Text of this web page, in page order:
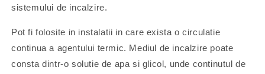
sistemului de incalzire.
Pot fi folosite in instalatii in care exista o circulatie
continua a agentului termic. Mediul de incalzire poate
consta dintr-o solutie de apa si glicol, unde continutul de